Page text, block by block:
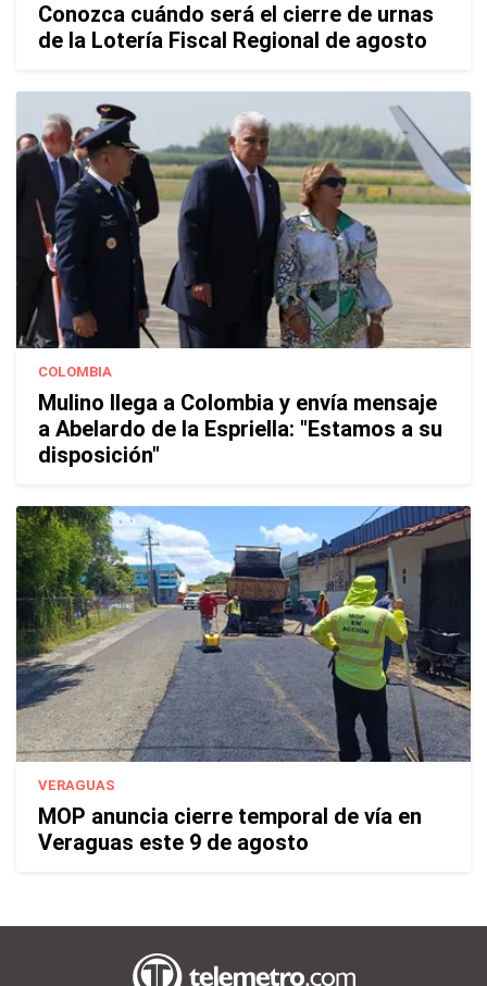
Conozca cuándo será el cierre de urnas
de la Lotería Fiscal Regional de agosto
COLOMBIA
Mulino llega a Colombia y envía mensaje
a Abelardo de la Espriella: "Estamos a su
disposición"
VERAGUAS
MOP anuncia cierre temporal de vía en
Veraguas este 9 de agosto